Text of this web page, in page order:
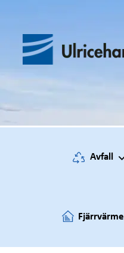
innehåll
Avfall
Fjärrvärme